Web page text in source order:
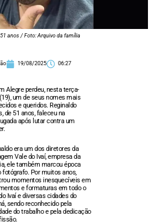
anos / Foto: Arquivo da família
19/08/2025 06:27
Alegre perdeu, nesta terça-
um de seus nomes mais
e queridos. Reginaldo
de 51 anos, faleceu na
após lutar contra um
era um dos diretores da
Vale do Ivaí, empresa da
ele também marcou época
fotógrafo. Por muitos anos,
momentos inesquecíveis em
e formaturas em todo o
Ivaí e diversas cidades do
sendo reconhecido pela
do trabalho e pela dedicação